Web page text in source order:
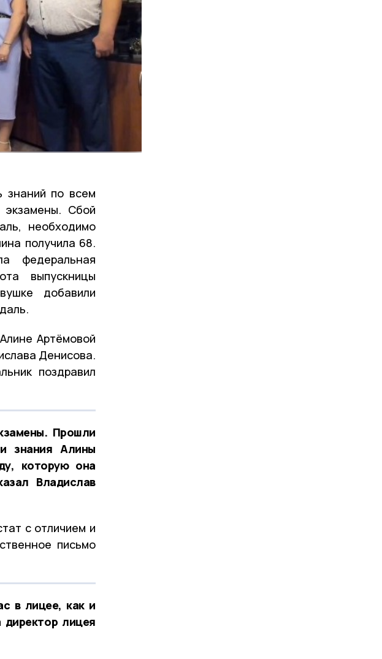
знаний по всем
Сбой
необходимо
получила 68.
федеральная
выпускницы
добавили
Артёмовой
Денисова.
поздравил
Прошли
знания Алины
которую она
Владислав
с отличием и
письмо
в лицее, как и
лицея